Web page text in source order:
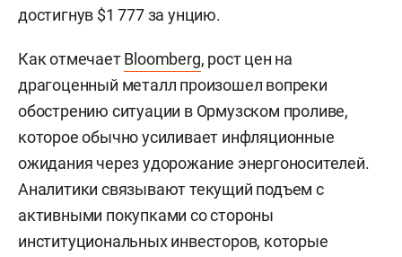
достигнув $1 777 за унцию.
Как отмечаетBloomberg, рост цен на
драгоценный металл произошел вопреки
обострению ситуации в Ормузском проливе,
которое обычно усиливает инфляционные
ожидания через удорожание энергоносителей.
Аналитики связывают текущий подъем с
активными покупками со стороны
институциональных инвесторов, которые